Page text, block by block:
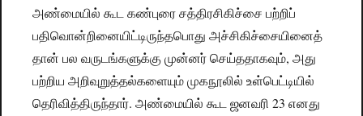
அண்மையில் கூட கண்புரை சத்திரசிகிச்சை பற்றிப்
பதிவொன்றினையிட்டிருந்தபொது அச்சிகிச்சையினைத்
தான் பல வருடங்களுக்கு முன்னர் செய்ததாகவும், அது
பற்றிய அறிவுறுத்தல்களையும் முகநூலில் உள்பெட்டியில்
தெரிவித்திருந்தார். அண்மையில் கூட ஜனவரி 23 எனது